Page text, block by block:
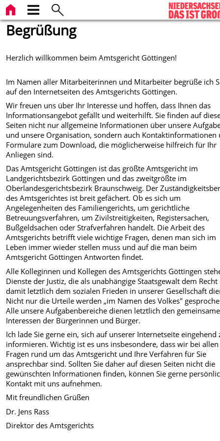
Begrüßung
Herzlich willkommen beim Amtsgericht Göttingen!
Im Namen aller Mitarbeiterinnen und Mitarbeiter begrüße ich
auf den Internetseiten des Amtsgerichts Göttingen.
Wir freuen uns über Ihr Interesse und hoffen, dass Ihnen das
Informationsangebot gefällt und weiterhilft. Sie finden auf
Seiten nicht nur allgemeine Informationen über unsere
und unsere Organisation, sondern auch Kontaktinformationen
Formulare zum Download, die möglicherweise hilfreich für Ihr
Anliegen sind.
Das Amtsgericht Göttingen ist das größte Amtsgericht im
Landgerichtsbezirk Göttingen und das zweitgrößte im
Oberlandesgerichtsbezirk Braunschweig. Der
des Amtsgerichtes ist breit gefächert. Ob es sich um
Angelegenheiten des Familiengerichts, um gerichtliche
Betreuungsverfahren, um Zivilstreitigkeiten, Registersachen,
Bußgeldsachen oder Strafverfahren handelt. Die Arbeit des
Amtsgerichts betrifft viele wichtige Fragen, denen man sich im
Leben immer wieder stellen muss und auf die man beim
Amtsgericht Göttingen Antworten findet.
Alle Kolleginnen und Kollegen des Amtsgerichts Göttingen
Dienste der Justiz, die als unabhängige Staatsgewalt dem
damit letztlich dem sozialen Frieden in unserer Gesellschaft
Nicht nur die Urteile werden „im Namen des Volkes"
Alle unsere Aufgabenbereiche dienen letztlich den
Interessen der Bürgerinnen und Bürger.
Ich lade Sie gerne ein, sich auf unserer Internetseite eingehend
informieren. Wichtig ist es uns insbesondere, dass wir bei allen
Fragen rund um das Amtsgericht und Ihre Verfahren für Sie
ansprechbar sind. Sollten Sie daher auf diesen Seiten nicht die
gewünschten Informationen finden, können Sie gerne
Kontakt mit uns aufnehmen.
Mit freundlichen Grüßen
Dr. Jens Rass
Direktor des Amtsgerichts